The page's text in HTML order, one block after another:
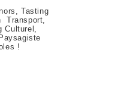
Tasting
Transport,
Culturel,
!